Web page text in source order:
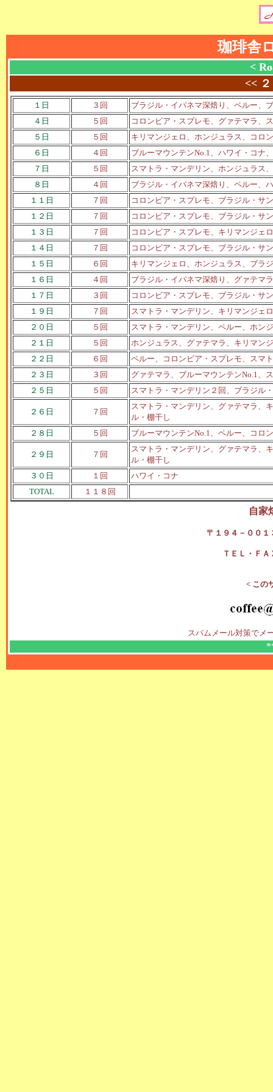
珈琲舎
<
<<
１日 ３回
ブラジル・イパネマ深焙り、ペルー、
４日
５回
コロンビア・スプレモ、グァテマラ、
５日
５回
キリマンジェロ、ホンジュラス、コロ
６日
４回
ブルーマウンテンNo.1、ハワイ・コナ
７日
５回
スマトラ・マンデリン、ホンジュラス
８日
４回
ブラジル・イパネマ深焙り、ペルー、
１１日
７回
コロンビア・スプレモ、ブラジル・サ
１２日
７回
コロンビア・スプレモ、ブラジル・サ
１３日
７回
コロンビア・スプレモ、キリマンジェ
１４日
７回
コロンビア・スプレモ、ブラジル・サ
１５日
６回
キリマンジェロ、ホンジュラス、ブラ
１６日
４回
ブラジル・イパネマ深焙り、グァテマ
１７日
３回
コロンビア・スプレモ、ブラジル・サ
１９日
７回
スマトラ・マンデリン、キリマンジェ
２０日
５回
スマトラ・マンデリン、ペルー、ホン
２１日
５回
ホンジュラス、グァテマラ、キリマン
２２日
６回
ペルー、コロンビア・スプレモ、スマ
２３日
３回
グァテマラ、ブルーマウンテンNo.1、
２５日
５回 スマトラ・マンデリン２回、ブラジル
２６日 ７回
スマトラ・マンデリン、グァテマラ、
ル・棚干し
２８日
５回 ブルーマウンテンNo.1、ペルー、コロ
２９日 ７回
スマトラ・マンデリン、グァテマラ、
ル・棚干し
３０日
１回
ハワイ・コナ
TOTAL
１１８回
自家
〒１９４－００１
ＴＥＬ・Ｆ
< この
スパムメール対策でメ